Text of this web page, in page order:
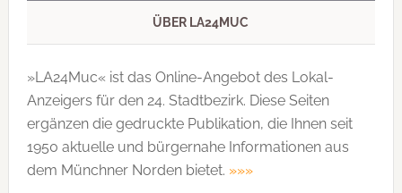
ÜBER LA24MUC
»LA24Muc« ist das Online-Angebot des Lokal-
Anzeigers für den 24. Stadtbezirk. Diese Seiten
ergänzen die gedruckte Publi­kation, die Ihnen seit
1950 aktuelle und bürgernahe Informationen aus
dem Münchner Norden bietet. »»»